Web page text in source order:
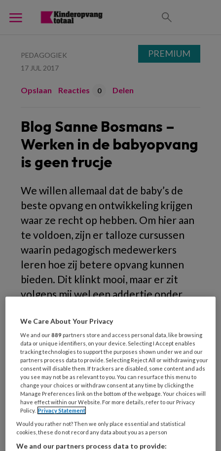
PEDAGOGIEK
17 JUL 2017
Opslaan Reacties 0 Delen
Blog Sanne Bosmans –
Werken in de babyopvang
is geen trucje
We willen allemaal dat de baby’s de
beste opvang en ontwikkeling krijgen
waar ze recht op hebben. Om hier aan
te voldoen, zijn er talloze cursussen
waarin pedagogisch medewerkers
leren hoe zij betere opvang kunnen
bieden. Dit klinkt mooi, maar er zit
volgens mij wel een addertje onder
Binnen
REGISTREREN
Wil je dit artikel lezen?
Maak gratis een account aan en lees 2
artikelen gratis per maand
PREMIUM
We Care About Your Privacy
We and our889 partners store and access personal data, like browsing
data or unique identifiers, on your device. Selecting I Accept enables
tracking technologies to support the purposes shown under we and our
partners process data to provide. Selecting Reject All or withdrawing your
consent will disable them. If trackers are disabled, some content and ads
you see may not be as relevant to you. You can resurface this menu to
change your choices or withdraw consent at any time by clicking the
Manage Preferences link on the bottom of the webpage. Your choices will
have effect within our Website. For more details, refer to our Privacy
Policy. Privacy Statement
Would you rather not? Then we only place essential and statistical
cookies, these do not record any data about you as a person
We and our partners process data to provide: